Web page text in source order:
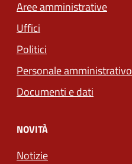
Aree amministrative
Uffici
Politici
Personale amministrativo
Documenti e dati
NOVITÀ
Notizie